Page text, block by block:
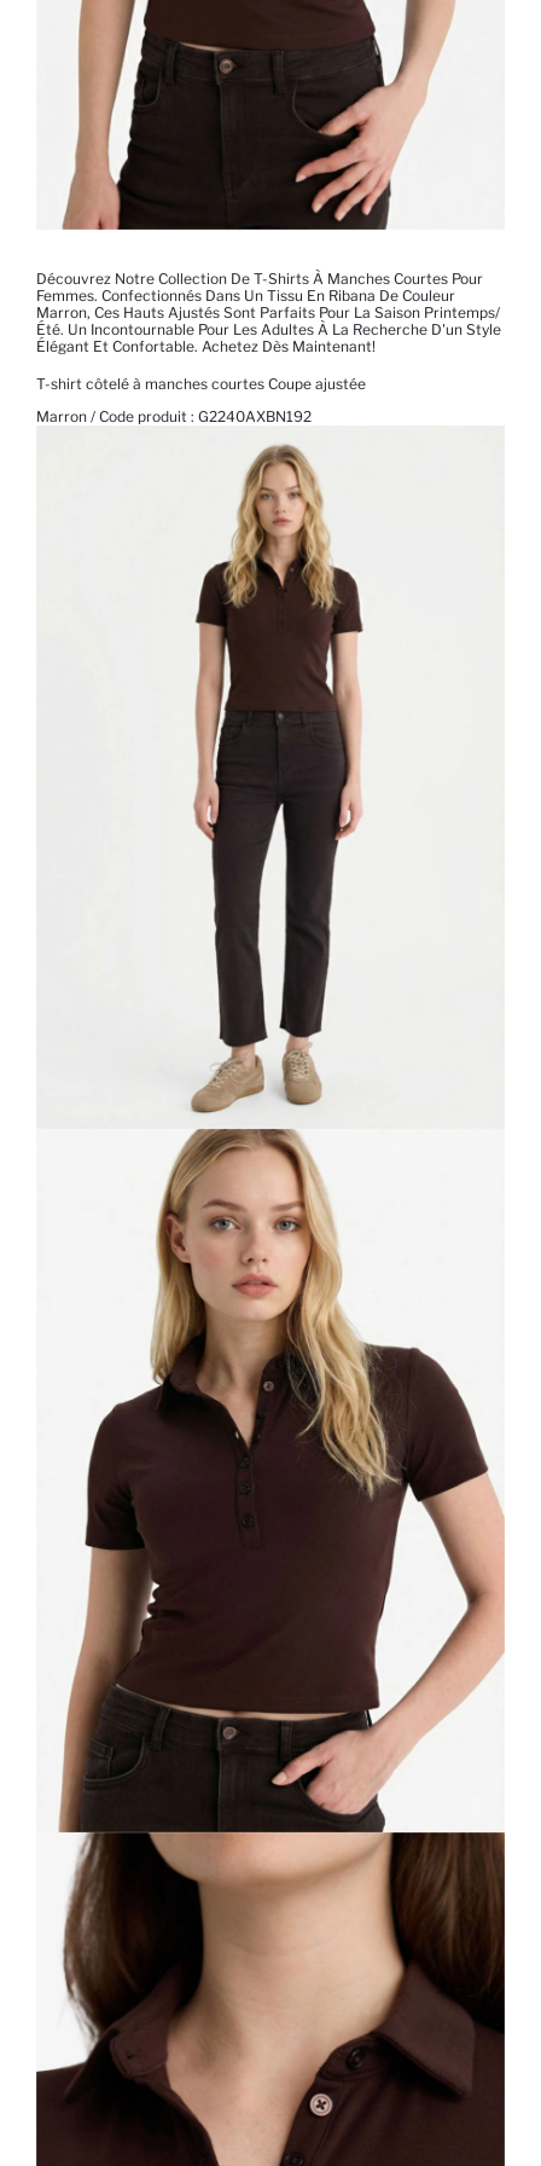
Découvrez Notre Collection De T-Shirts À Manches Courtes Pour
Femmes. Confectionnés Dans Un Tissu En Ribana De Couleur
Marron, Ces Hauts Ajustés Sont Parfaits Pour La Saison Printemps/
Été. Un Incontournable Pour Les Adultes À La Recherche D'un Style
Élégant Et Confortable. Achetez Dès Maintenant!
T-shirt côtelé à manches courtes Coupe ajustée
Marron / Code produit : G2240AXBN192